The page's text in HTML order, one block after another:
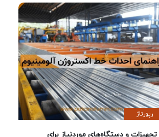
رپورتاژ
تجهیزات و دستگاه‌های موردنیاز برای